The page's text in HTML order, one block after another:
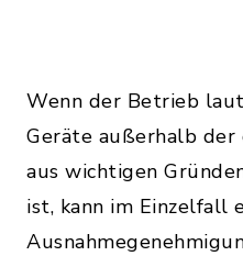
Wenn der Betrieb
Geräte außerhalb der
aus wichtigen
ist, kann im Einzelfall